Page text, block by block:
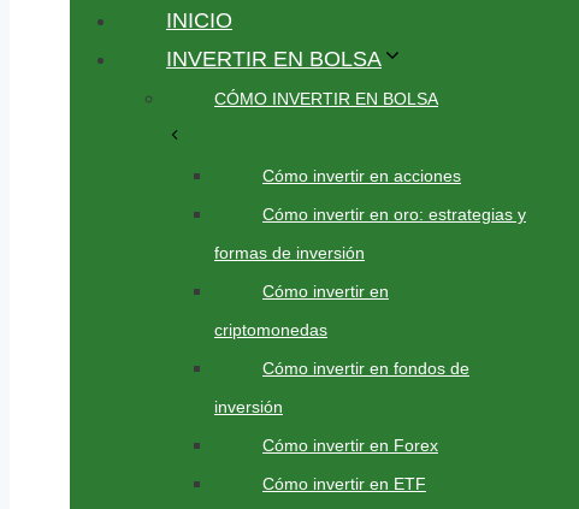
INICIO
INVERTIR EN BOLSA
CÓMO INVERTIR EN BOLSA
Cómo invertir en acciones
Cómo invertir en oro: estrategias y
formas de inversión
Cómo invertir en
criptomonedas
Cómo invertir en fondos de
inversión
Cómo invertir en Forex
Cómo invertir en ETF